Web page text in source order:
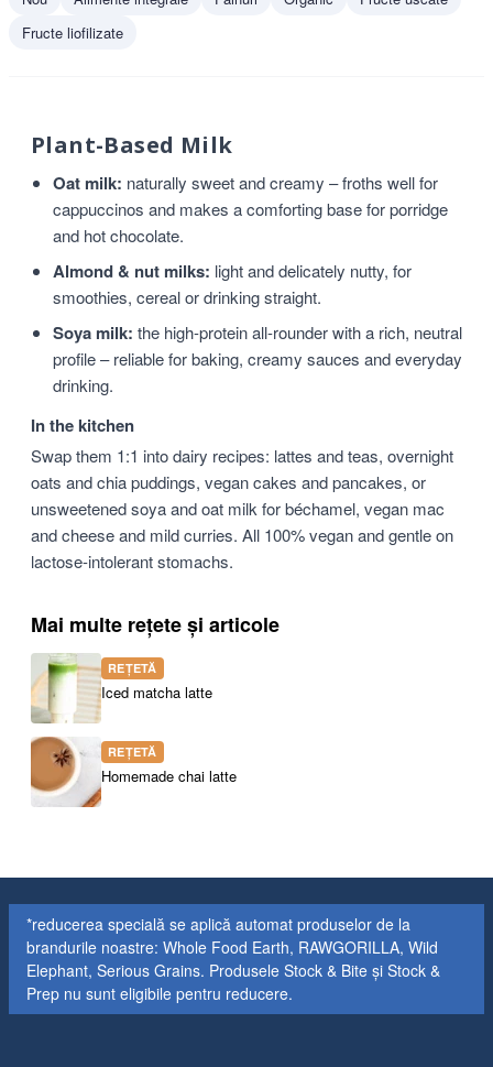
Fructe liofilizate
Plant-Based Milk
Oat milk: naturally sweet and creamy – froths well for
cappuccinos and makes a comforting base for porridge
and hot chocolate.
Almond & nut milks: light and delicately nutty, for
smoothies, cereal or drinking straight.
Soya milk: the high-protein all-rounder with a rich, neutral
profile – reliable for baking, creamy sauces and everyday
drinking.
In the kitchen
Swap them 1:1 into dairy recipes: lattes and teas, overnight
oats and chia puddings, vegan cakes and pancakes, or
unsweetened soya and oat milk for béchamel, vegan mac
and cheese and mild curries. All 100% vegan and gentle on
lactose-intolerant stomachs.
Mai multe rețete și articole
REȚETĂ
Iced matcha latte
REȚETĂ
Homemade chai latte
*reducerea specială se aplică automat produselor de la
brandurile noastre: Whole Food Earth, RAWGORILLA, Wild
Elephant, Serious Grains. Produsele Stock & Bite și Stock &
Prep nu sunt eligibile pentru reducere.